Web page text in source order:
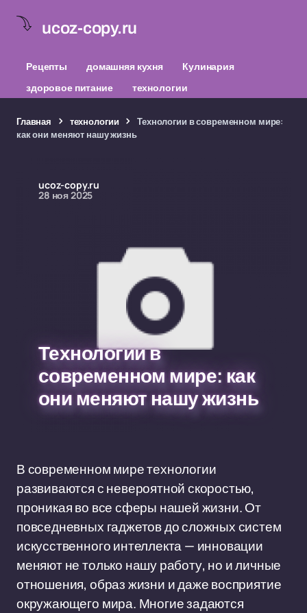
ucoz-copy.ru
Рецепты домашняя кухня
Кулинария
здоровое питание
технологии
Главная технологии
Технологии в современном мире:
как они меняют нашу жизнь
ucoz-copy.ru
28 ноя 2025
Технологии в
современном мире: как
они меняют нашу жизнь
В современном мире технологии
развиваются с невероятной скоростью,
проникая во все сферы нашей жизни. От
повседневных гаджетов до сложных систем
искусственного интеллекта — инновации
меняют не только нашу работу, но и личные
отношения, образ жизни и даже восприятие
окружающего мира. Многие задаются